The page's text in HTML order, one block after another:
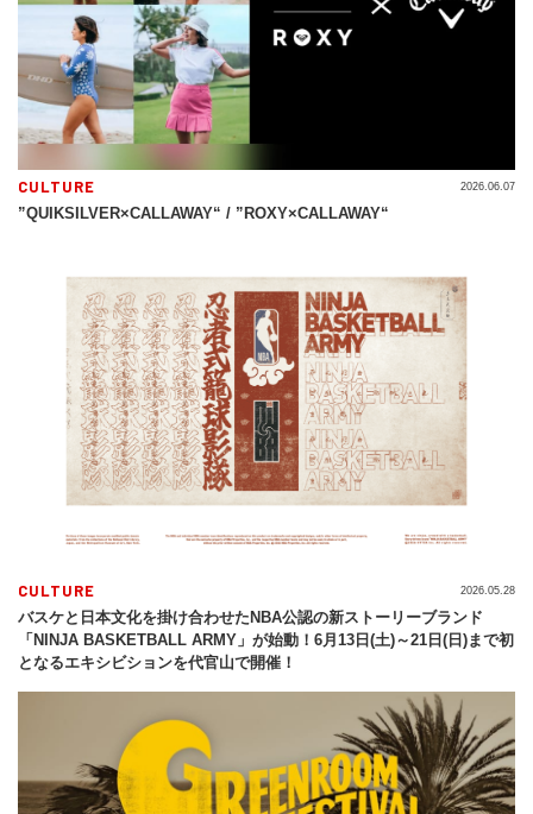
CULTURE
”QUIKSILVER×CALLAWAY“ / ”ROXY×CALLAWAY“
2026.06.07
CULTURE
バスケと日本文化を掛け合わせたNBA公認の新ストーリーブランド
「NINJA BASKETBALL ARMY」が始動！6月13日(土)～21日(日)まで初
となるエキシビションを代官山で開催！
2026.05.28